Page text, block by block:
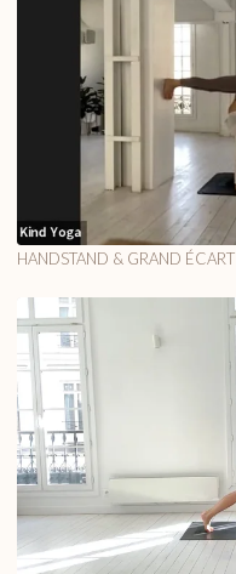
HANDSTAND & GRAND ÉCART